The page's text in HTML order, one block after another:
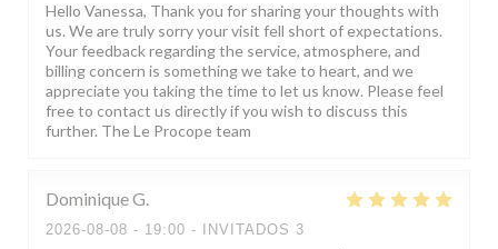
Hello Vanessa, Thank you for sharing your thoughts with
us. We are truly sorry your visit fell short of expectations.
Your feedback regarding the service, atmosphere, and
billing concern is something we take to heart, and we
appreciate you taking the time to let us know. Please feel
free to contact us directly if you wish to discuss this
further. The Le Procope team
DominiqueG
2026-08-08 - 19:00 - INVITADOS 3